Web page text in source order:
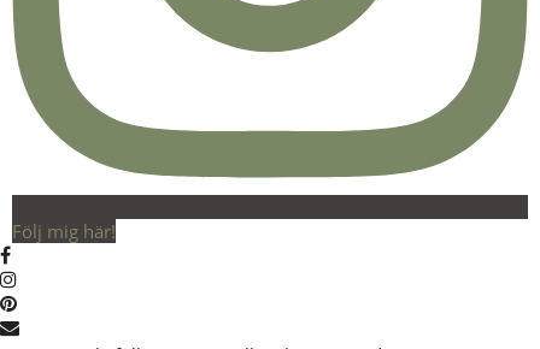
Följ mig här!